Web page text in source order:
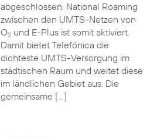
abgeschlossen. National Roaming
zwischen den UMTS-Netzen von
O2und E-Plus ist somit aktiviert.
Damit bietet Telefónica die
dichteste UMTS-Versorgung im
städtischen Raum und weitet diese
im ländlichen Gebiet aus. Die
gemeinsame […]